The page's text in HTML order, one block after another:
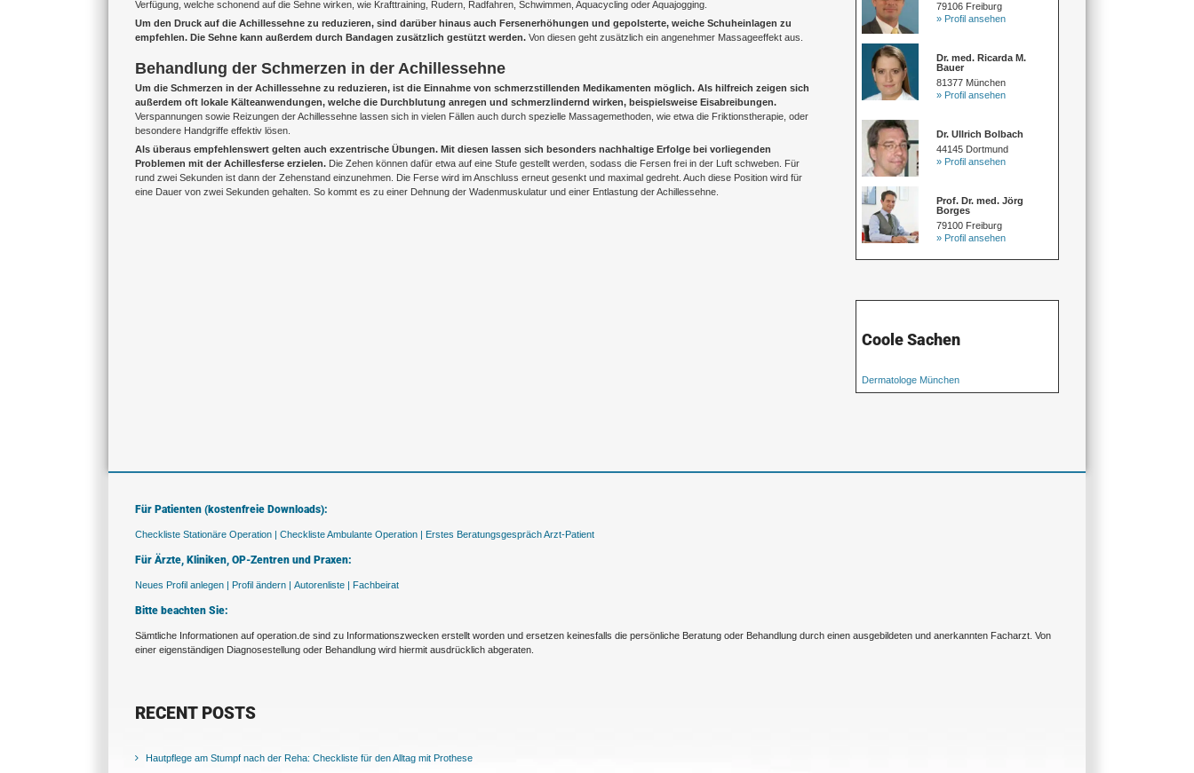
Verfügung, welche schonend auf die Sehne wirken, wie Krafttraining, Rudern, Radfahren, Schwimmen, Aquacycling oder Aquajogging.
Um den Druck auf die Achillessehne zu reduzieren, sind darüber hinaus auch Fersenerhöhungen und gepolsterte, weiche Schuheinlagen zu
empfehlen. Die Sehne kann außerdem durch Bandagen zusätzlich gestützt werden. Von diesen geht zusätzlich ein angenehmer Massageeffekt aus.
Behandlung der Schmerzen in der Achillessehne
Um die Schmerzen in der Achillessehne zu reduzieren, ist die Einnahme von schmerzstillenden Medikamenten möglich. Als hilfreich zeigen sich
außerdem oft lokale Kälteanwendungen, welche die Durchblutung anregen und schmerzlindernd wirken, beispielsweise Eisabreibungen.
Verspannungen sowie Reizungen der Achillessehne lassen sich in vielen Fällen auch durch spezielle Massagemethoden, wie etwa die Friktionstherapie, oder
besondere Handgriffe effektiv lösen.
Als überaus empfehlenswert gelten auch exzentrische Übungen. Mit diesen lassen sich besonders nachhaltige Erfolge bei vorliegenden
Problemen mit der Achillesferse erzielen. Die Zehen können dafür etwa auf eine Stufe gestellt werden, sodass die Fersen frei in der Luft schweben. Für
rund zwei Sekunden ist dann der Zehenstand einzunehmen. Die Ferse wird im Anschluss erneut gesenkt und maximal gedreht. Auch diese Position wird für
eine Dauer von zwei Sekunden gehalten. So kommt es zu einer Dehnung der Wadenmuskulatur und einer Entlastung der Achillessehne.
79106 Freiburg
» Profil ansehen
Dr. med. Ricarda M.
Bauer
81377 München
» Profil ansehen
Dr. Ullrich Bolbach
44145 Dortmund
» Profil ansehen
Prof. Dr. med. Jörg
Borges
79100 Freiburg
» Profil ansehen
Coole Sachen
Dermatologe München
Für Patienten (kostenfreie Downloads):
Checkliste Stationäre Operation | Checkliste Ambulante Operation | Erstes Beratungsgespräch Arzt-Patient
Für Ärzte, Kliniken, OP-Zentren und Praxen:
Neues Profil anlegen | Profil ändern | Autorenliste | Fachbeirat
Bitte beachten Sie:
Sämtliche Informationen auf operation.de sind zu Informationszwecken erstellt worden und ersetzen keinesfalls die persönliche Beratung oder Behandlung durch einen ausgebildeten und anerkannten Facharzt. Von
einer eigenständigen Diagnosestellung oder Behandlung wird hiermit ausdrücklich abgeraten.
RECENT POSTS
Hautpflege am Stumpf nach der Reha: Checkliste für den Alltag mit Prothese